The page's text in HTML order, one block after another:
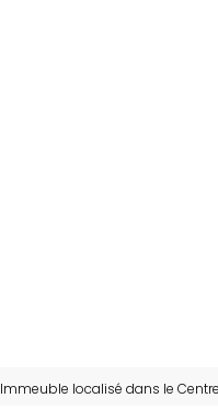
Immeuble localisé dans le